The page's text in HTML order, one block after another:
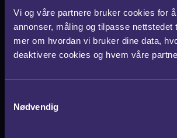
Vi og våre partnere bruker cookies for
annonser, måling og tilpasse nettstedet
mer om hvordan vi bruker dine data,
deaktivere cookies og hvem våre
Nødvendig